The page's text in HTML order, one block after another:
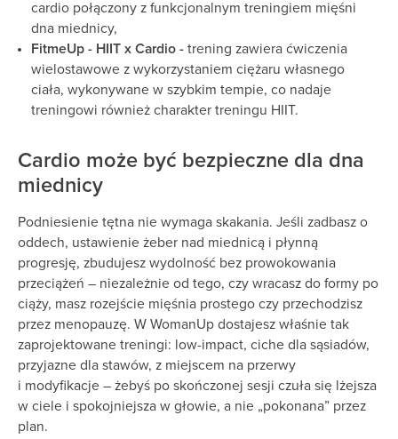
cardio połączony z funkcjonalnym treningiem mięśni
dna miednicy,
FitmeUp - HIIT x Cardio - trening zawiera ćwiczenia
wielostawowe z wykorzystaniem ciężaru własnego
ciała, wykonywane w szybkim tempie, co nadaje
treningowi również charakter treningu HIIT.
Cardio może być bezpieczne dla dna
miednicy
Podniesienie tętna nie wymaga skakania. Jeśli zadbasz o
oddech, ustawienie żeber nad miednicą i płynną
progresję, zbudujesz wydolność bez prowokowania
przeciążeń – niezależnie od tego, czy wracasz do formy po
ciąży, masz rozejście mięśnia prostego czy przechodzisz
przez menopauzę. W WomanUp dostajesz właśnie tak
zaprojektowane treningi: low-impact, ciche dla sąsiadów,
przyjazne dla stawów, z miejscem na przerwy
i modyfikacje – żebyś po skończonej sesji czuła się lżejsza
w ciele i spokojniejsza w głowie, a nie „pokonana” przez
plan.